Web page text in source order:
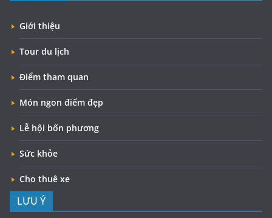
Giới thiệu
Tour du lịch
Điểm tham quan
Món ngon điểm đẹp
Lễ hội bốn phương
Sức khỏe
Cho thuê xe
LƯU Ý